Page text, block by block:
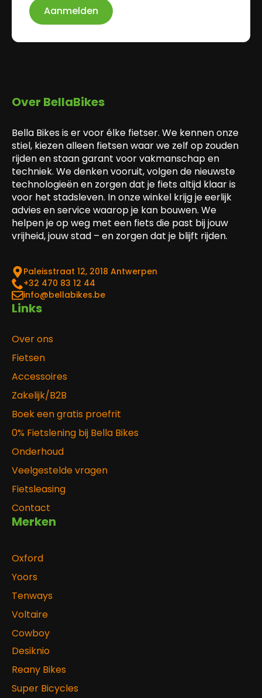
Aanmelden
Over BellaBikes
Bella Bikes is er voor élke fietser. We kennen onze
stiel, kiezen alleen fietsen waar we zelf op zouden
rijden en staan garant voor vakmanschap en
techniek. We denken vooruit, volgen de nieuwste
technologieën en zorgen dat je fiets altijd klaar is
voor het stadsleven. In onze winkel krijg je eerlijk
advies en service waarop je kan bouwen. We
helpen je op weg met een fiets die past bij jouw
vrijheid, jouw stad – en zorgen dat je blijft rijden.
Paleisstraat 12, 2018 Antwerpen
‎+32 470 83 12 44
info@bellabikes.be
Links
Over ons
Fietsen
Accessoires
Zakelijk/B2B
Boek een gratis proefrit
0% Fietslening bij Bella Bikes
Onderhoud
Veelgestelde vragen
Fietsleasing
Contact
Merken
Oxford
Yoors
Tenways
Voltaire
Cowboy
Desiknio
Reany Bikes
Super Bicycles